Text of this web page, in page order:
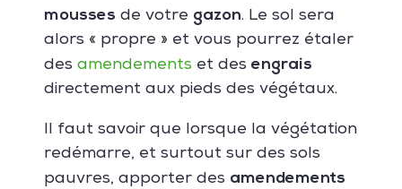
mousses de votre gazon. Le sol sera
alors « propre » et vous pourrez étaler
des amendements et des engrais
directement aux pieds des végétaux.
Il faut savoir que lorsque la végétation
redémarre, et surtout sur des sols
pauvres, apporter des amendements